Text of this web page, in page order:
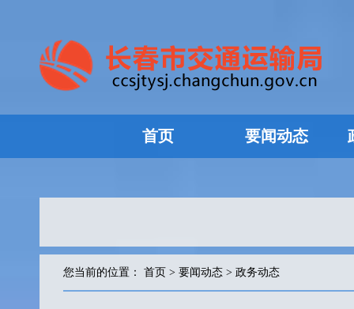
首页 要闻动态
您当前的位置： 首页 > 要闻动态 > 政务动态